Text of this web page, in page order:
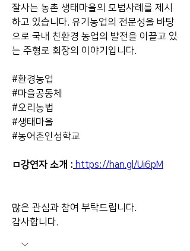
잘사는 농촌 생태마을의 모범사례를 제시
하고 있습니다. 유기농업의 전문성을 바탕
으로 국내 친환경 농업의 발전을 이끌고 있
는 주형로 회장의 이야기입니다.
#환경농업
#마을공동체
#오리농법
#생태마을
#농어촌인성학교
ㅁ강연자 소개 : https://han.gl/Ui6pM
많은 관심과 참여 부탁드립니다.
감사합니다.